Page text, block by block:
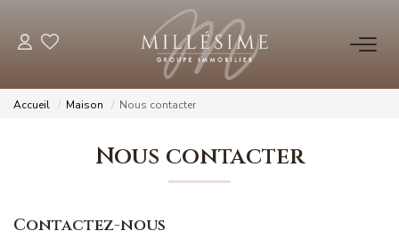
NOS OFFRES
Nos Biens Vendus
NOS AGENCES
Accueil Maison Nous contacter
Nous contacter
Contactez-nous